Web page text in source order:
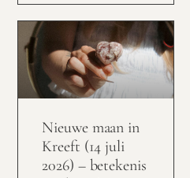
Nieuwe maan in
Kreeft (14 juli
2026) – betekenis